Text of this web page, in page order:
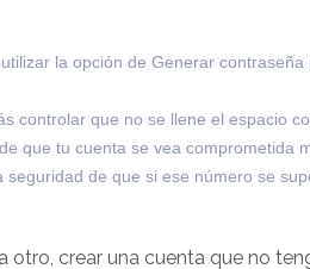
la opción de Generar
controlar que no se llene el espacio
que tu cuenta se vea comprometida
de que si ese número se
crear una cuenta que no